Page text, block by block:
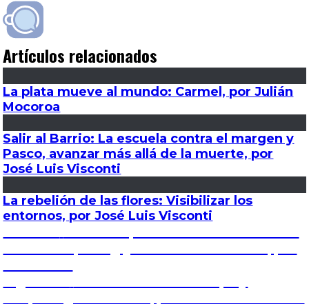
Artículos relacionados
La plata mueve al mundo: Carmel, por Julián
Mocoroa
Salir al Barrio: La escuela contra el margen y
Pasco, avanzar más allá de la muerte, por
José Luis Visconti
La rebelión de las flores: Visibilizar los
entornos, por José Luis Visconti
Navegación
de
entradas